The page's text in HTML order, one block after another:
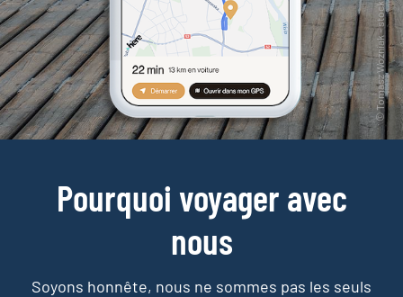
Pourquoi voyager avec
nous
Soyons honnête, nous ne sommes pas les seuls